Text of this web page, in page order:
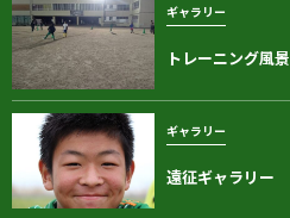
ギャラリー
トレーニング風景
ギャラリー
遠征ギャラリー